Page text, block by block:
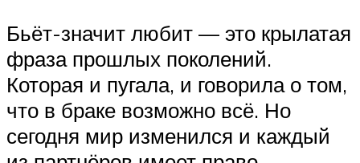
Бьёт-значит любит — это крылатая
фраза прошлых поколений.
Которая и пугала, и говорила о том,
что в браке возможно всё. Но
сегодня мир изменился и каждый